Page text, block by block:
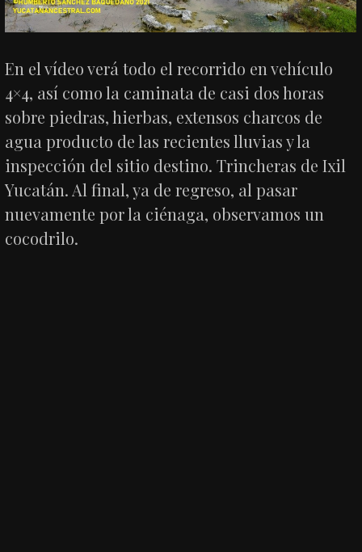
En el vídeo verá todo el recorrido en vehículo
4×4, así como la caminata de casi dos horas
sobre piedras, hierbas, extensos charcos de
agua producto de las recientes lluvias y la
inspección del sitio destino. Trincheras de Ixil
Yucatán. Al final, ya de regreso, al pasar
nuevamente por la ciénaga, observamos un
cocodrilo.